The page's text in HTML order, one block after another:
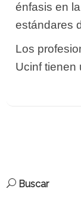
énfasis en
estándares
Los
Ucinf tienen
Buscar